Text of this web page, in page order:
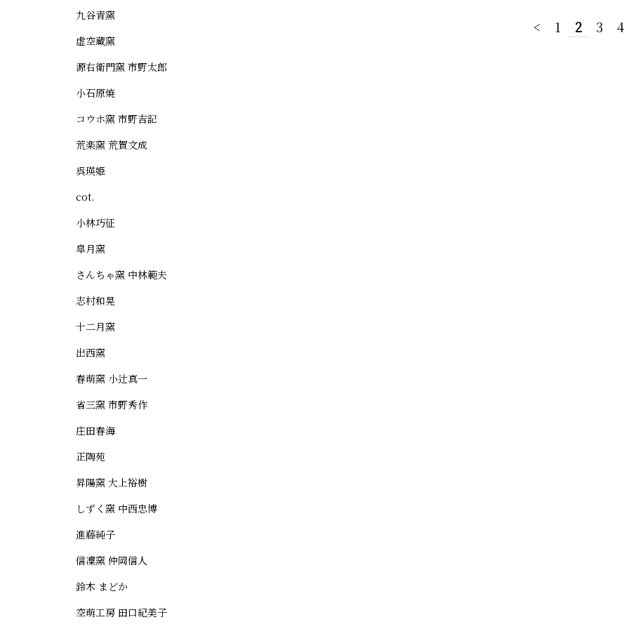
< 1 2 3 4
九谷青窯
虚空蔵窯
源右衛門窯 市野太郎
小石原焼
コウホ窯 市野吉記
荒楽窯 荒賀文成
呉瑛姫
cot.
小林巧征
皐月窯
さんちゃ窯 中林範夫
志村和晃
十二月窯
出西窯
春萌窯 小辻真一
省三窯 市野秀作
庄田春海
正陶苑
昇陽窯 大上裕樹
しずく窯 中西忠博
進藤純子
信凜窯 仲岡信人
鈴木 まどか
空萌工房 田口紀美子